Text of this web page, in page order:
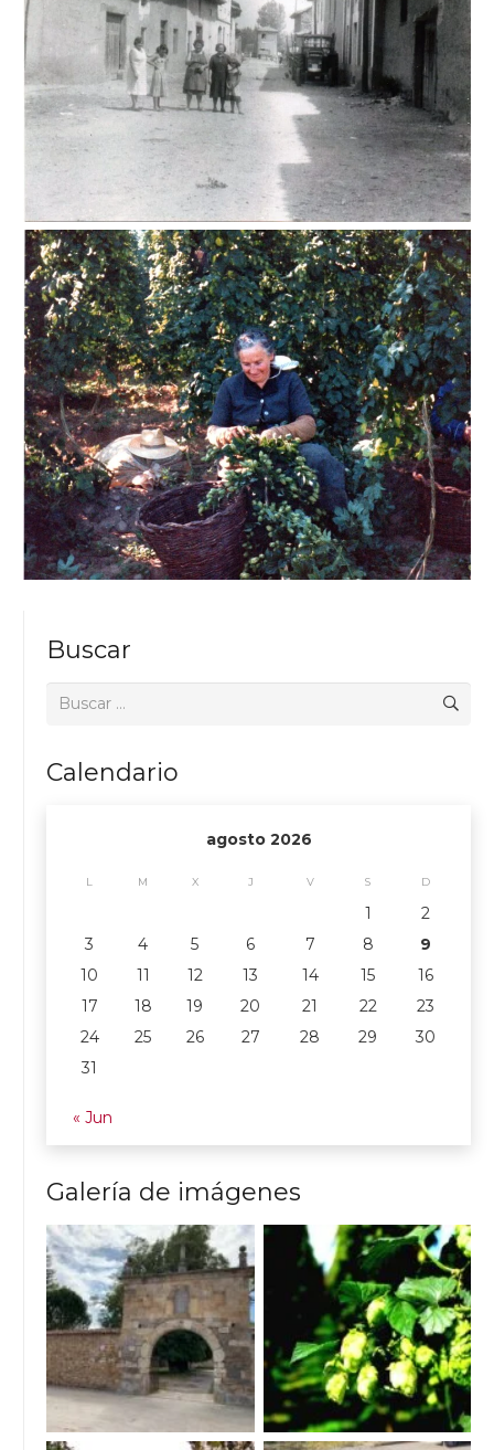
Buscar
Calendario
agosto 2026
L M X J V S D
1
2
3
4 5 6 7 8
9
10
11 12 13 14 15
16
17
18 19 20 21 22
23
24
25 26 27 28 29
30
31
« Jun
Galería de imágenes